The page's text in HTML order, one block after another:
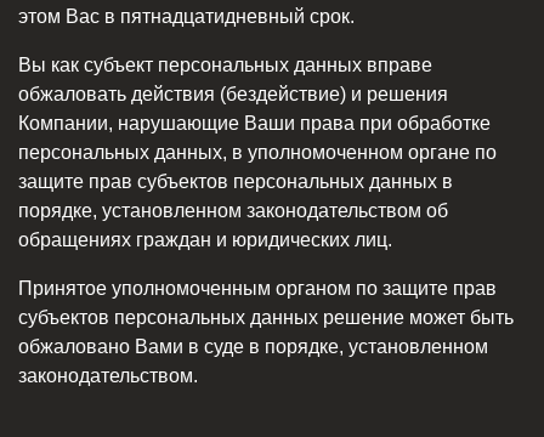
этом Вас в пятнадцатидневный срок.
Вы как субъект персональных данных вправе
обжаловать действия (бездействие) и решения
Компании, нарушающие Ваши права при обработке
персональных данных, в уполномоченном органе по
защите прав субъектов персональных данных в
порядке, установленном законодательством об
обращениях граждан и юридических лиц.
Принятое уполномоченным органом по защите прав
субъектов персональных данных решение может быть
обжаловано Вами в суде в порядке, установленном
законодательством.